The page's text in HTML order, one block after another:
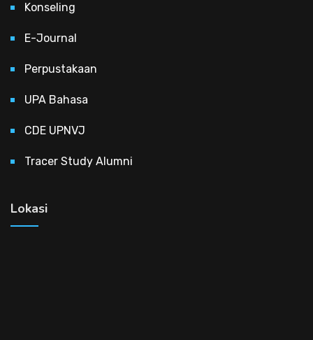
Konseling
E-Journal
Perpustakaan
UPA Bahasa
CDE UPNVJ
Tracer Study Alumni
Lokasi